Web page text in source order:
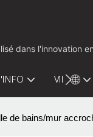
dans l'innovation
VIDÉO
de bains/mur